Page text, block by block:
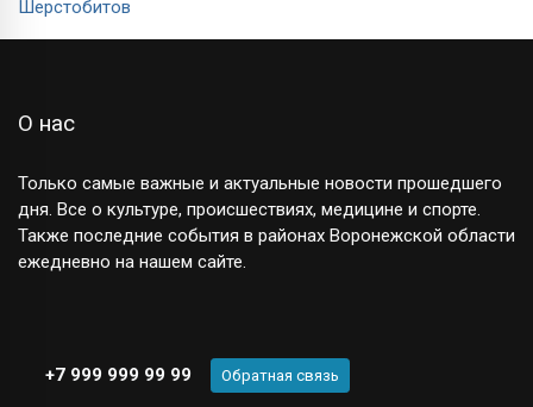
О нас
Только самые важные и актуальные новости прошедшего
дня. Все о культуре, происшествиях, медицине и спорте.
Также последние события в районах Воронежской области
ежедневно на нашем сайте.
+7 999 999 99 99 Обратная связь